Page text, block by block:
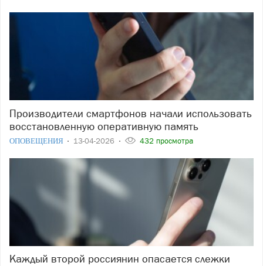
Производители смартфонов начали использовать
восстановленную оперативную память
ОПОВЕЩЕНИЯ 13-04-2026 432 просмотра
Каждый второй россиянин опасается слежки